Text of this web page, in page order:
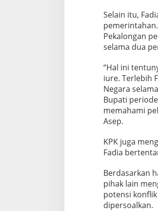
Selain itu,
Pekalongan
selama dua
“Hal ini
iure. Terlebih
Negara
Bupati
memahami
Asep.
KPK juga
Fadia
Berdasarkan
pihak lain
potensi
dipersoalkan.